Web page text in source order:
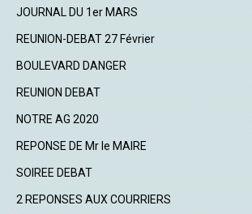
JOURNAL DU 1er MARS
REUNION-DEBAT 27 Février
BOULEVARD DANGER
REUNION DEBAT
NOTRE AG 2020
REPONSE DE Mr le MAIRE
SOIREE DEBAT
2 REPONSES AUX COURRIERS